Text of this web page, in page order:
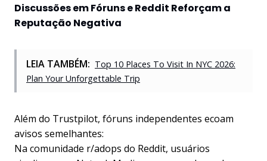
Discussões em Fóruns e Reddit Reforçam a
Reputação Negativa
LEIA TAMBÉM: Top 10 Places To Visit In NYC 2026:
Plan Your Unforgettable Trip
Além do Trustpilot, fóruns independentes ecoam
avisos semelhantes:
Na comunidade r/adops do Reddit, usuários